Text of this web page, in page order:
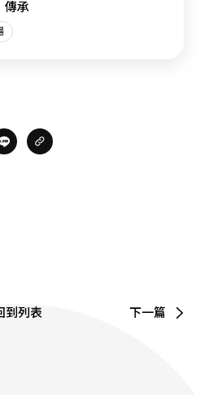
傳承
到列表 下一篇